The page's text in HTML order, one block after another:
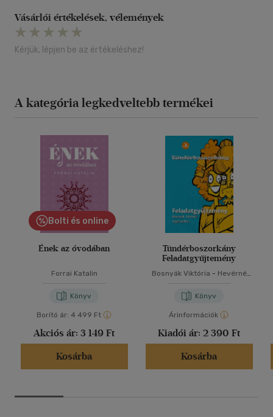
Vásárlói értékelések, vélemények
Kérjük, lépjen be az értékeléshez!
A kategória legkedveltebb termékei
Bolti és online
Ének az óvodában
Forrai Katalin
Könyv
Borító ár: 4 499 Ft
Akciós ár: 3 149 Ft
Kosárba
Tündérboszorkány
Feladatgyűjtemény
Bosnyák Viktória - Hevérné
Könyv
Árinformációk
Kiadói ár: 2 390 Ft
Kosárba